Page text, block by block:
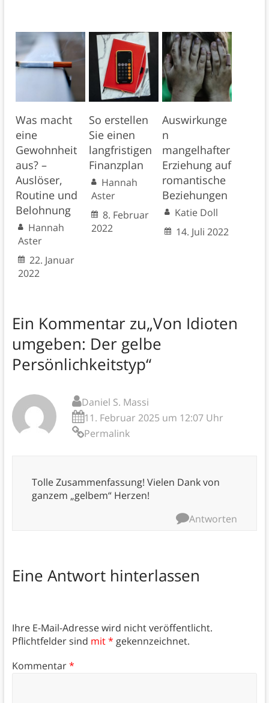
Was macht
eine
Gewohnheit
aus? –
Auslöser,
Routine und
Belohnung
Hannah
Aster
22. Januar
2022
So erstellen
Sie einen
langfristigen
Finanzplan
Hannah
Aster
8. Februar
2022
Auswirkunge
n
mangelhafter
Erziehung auf
romantische
Beziehungen
Katie Doll
14. Juli 2022
Ein Kommentar zu„Von Idioten
umgeben: Der gelbe
Persönlichkeitstyp“
Daniel S. Massi
11. Februar 2025 um 12:07 Uhr
Permalink
Tolle Zusammenfassung! Vielen Dank von
ganzem „gelbem“ Herzen!
Antworten
Eine Antwort hinterlassen
Ihre E-Mail-Adresse wird nicht veröffentlicht.
Pflichtfelder sind mit * gekennzeichnet.
Kommentar*